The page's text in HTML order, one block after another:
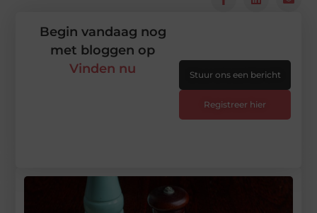
Begin vandaag nog
met bloggen op
Vinden nu
Stuur ons een bericht
Registreer hier